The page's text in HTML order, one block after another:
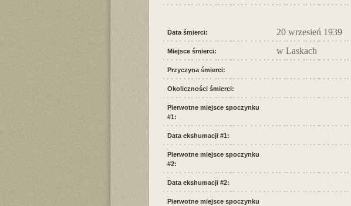
Data śmierci: 20 wrzesień 1939
Miejsce śmierci: w Laskach
Przyczyna śmierci:
Okoliczności śmierci:
Pierwotne miejsce spoczynku
#1:
Data ekshumacji #1:
Pierwotne miejsce spoczynku
#2:
Data ekshumacji #2:
Pierwotne miejsce spoczynku